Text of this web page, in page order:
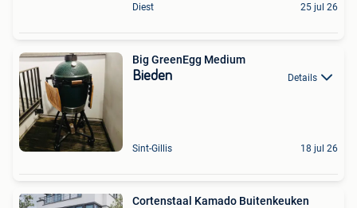
Diest 25 jul 26
Big GreenEgg Medium
Bieden Details
Sint-Gillis 18 jul 26
Cortenstaal Kamado Buitenkeuken